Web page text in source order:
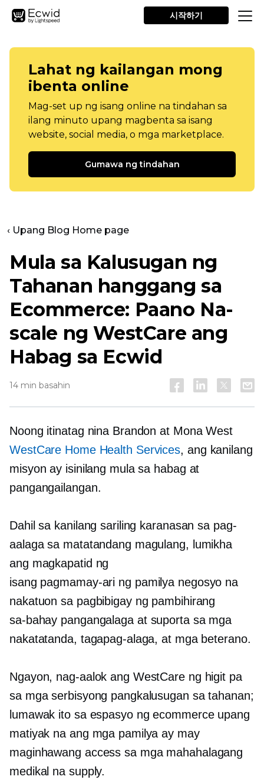
시작하기
Lahat ng kailangan mong
ibenta online
Mag-set up ng isang online na tindahan sa
ilang minuto upang magbenta sa isang
website, social media, o mga marketplace.
Gumawa ng tindahan
‹ Upang Blog Home page
Mula sa Kalusugan ng
Tahanan hanggang sa
Ecommerce: Paano Na-
scale ng WestCare ang
Habag sa Ecwid
14 min basahin
Noong itinatag nina Brandon at Mona West
WestCare Home Health Services, ang kanilang
misyon ay isinilang mula sa habag at
pangangailangan.
Dahil sa kanilang sariling karanasan sa pag-
aalaga sa matatandang magulang, lumikha
ang magkapatid ng
isang pagmamay-ari ng pamilya negosyo na
nakatuon sa pagbibigay ng pambihirang
sa-bahay pangangalaga at suporta sa mga
nakatatanda, tagapag-alaga, at mga beterano.
Ngayon, nag-aalok ang WestCare ng higit pa
sa mga serbisyong pangkalusugan sa tahanan;
lumawak ito sa espasyo ng ecommerce upang
matiyak na ang mga pamilya ay may
maginhawang access sa mga mahahalagang
medikal na supply.